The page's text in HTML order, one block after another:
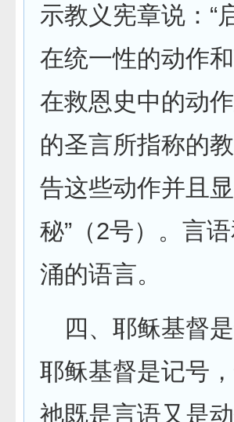
示教义宪章说：“
在统一性的动作
在救恩史中的动
的圣言所指称的
告这些动作并且
秘”（2号）。言
涌的语言。
四、耶稣基督
耶稣基督是记号
祂既是言语又是动